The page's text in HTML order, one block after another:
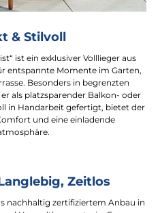
& Stilvoll
ist ein exklusiver Volllieger aus
entspannte Momente im Garten,
Besonders in begrenzten
als platzsparender Balkon- oder
in Handarbeit gefertigt, bietet der
und eine einladende
Zeitlos
nachhaltig zertifiziertem Anbau in